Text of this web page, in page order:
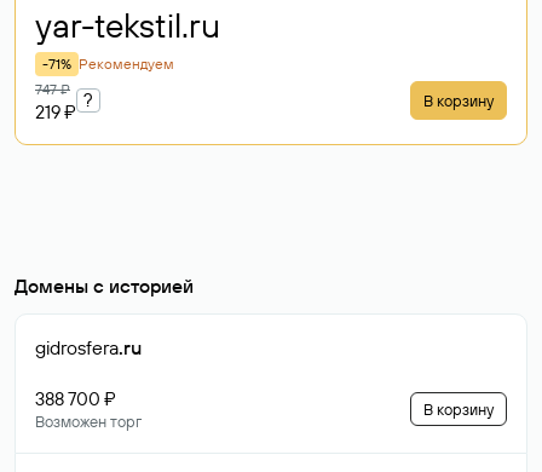
yar-tekstil.ru
-71% Рекомендуем
747 ₽
219 ₽
? В корзину
Домены с историей
gidrosfera.ru
388 700 ₽
Возможен торг
В корзину